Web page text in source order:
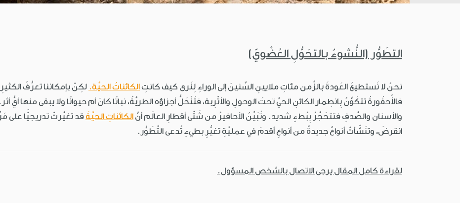
التطَوُّر (النُّشوءُ بالتحَوُّلِ العُضْويّ)
نحنُ لا نَستطيعُ العَودةَ بالزَّمن مئاتِ ملايينِ السِّنينَ إلى الوراءِ لِنَرى كيف كانتِ الكائناتُ الحيَّة. لكِنْ بإمكاننا تعرُّفُ
فالأُحفُورةُ تتكَوَّنُ بِانطِمار الكائنِ الحيِّ تحتَ الوحولِ والأتْرِبة، فتَنْحَلُّ أجزاؤه الطريَّةُ، نباتًا كانَ أم حيوانًا ولا يبقى منها أيُّ
والأسنان والصَّدفِ فتتحَجَّرُ بِبُطءٍ شديد. وتُبَيِّنُ الأحافيرُ من شَتّى أقطارِ العالَم أنَّ الكائناتِ الحيَّةَ قد تغيَّرتْ تدريجيًّا على
انقرضَ، وتنَشّأتْ أنواعٌ جديدةٌ من أنواعٍ أقدمَ في عمليَّةِ تغيُّرٍ بطيءٍ تُدعى التَّطَوُّر.
لقراءة كامل المقال يرجى الاتصال بالشخص المسؤول.